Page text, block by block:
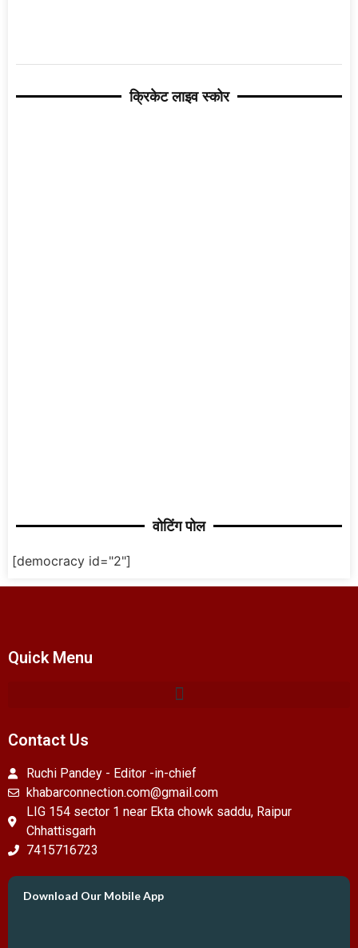
क्रिकेट लाइव स्कोर
वोटिंग पोल
[democracy id="2"]
Quick Menu
Contact Us
Ruchi Pandey - Editor -in-chief
khabarconnection.com@gmail.com
LIG 154 sector 1 near Ekta chowk saddu, Raipur
Chhattisgarh
7415716723
Download Our Mobile App